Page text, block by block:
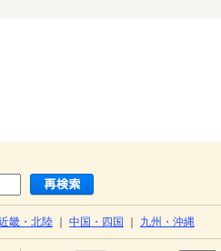
畿・北陸 中国・四国 九州・沖縄